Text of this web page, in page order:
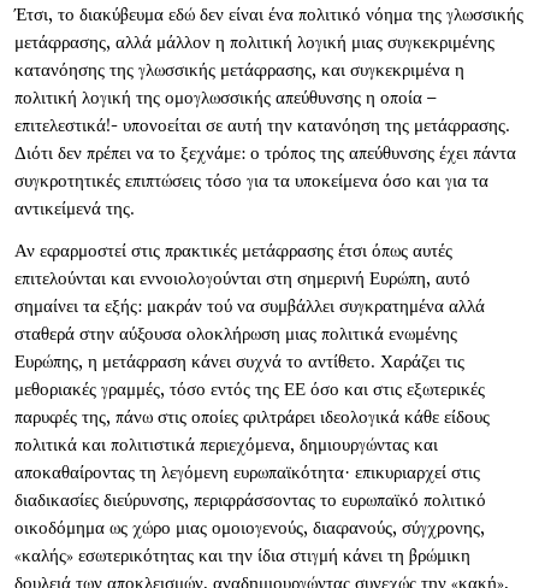
Έτσι, το διακύβευμα εδώ δεν είναι ένα πολιτικό νόημα της γλωσσικής
μετάφρασης, αλλά μάλλον η πολιτική λογική μιας συγκεκριμένης
κατανόησης της γλωσσικής μετάφρασης, και συγκεκριμένα η
πολιτική λογική της ομογλωσσικής απεύθυνσης η οποία –
επιτελεστικά!- υπονοείται σε αυτή την κατανόηση της μετάφρασης.
Διότι δεν πρέπει να το ξεχνάμε: ο τρόπος της απεύθυνσης έχει πάντα
συγκροτητικές επιπτώσεις τόσο για τα υποκείμενα όσο και για τα
αντικείμενά της.
Αν εφαρμοστεί στις πρακτικές μετάφρασης έτσι όπως αυτές
επιτελούνται και εννοιολογούνται στη σημερινή Ευρώπη, αυτό
σημαίνει τα εξής: μακράν τού να συμβάλλει συγκρατημένα αλλά
σταθερά στην αύξουσα ολοκλήρωση μιας πολιτικά ενωμένης
Ευρώπης, η μετάφραση κάνει συχνά το αντίθετο. Χαράζει τις
μεθοριακές γραμμές, τόσο εντός της ΕΕ όσο και στις εξωτερικές
παρυφές της, πάνω στις οποίες φιλτράρει ιδεολογικά κάθε είδους
πολιτικά και πολιτιστικά περιεχόμενα, δημιουργώντας και
αποκαθαίροντας τη λεγόμενη ευρωπαϊκότητα· επικυριαρχεί στις
διαδικασίες διεύρυνσης, περιφράσσοντας το ευρωπαϊκό πολιτικό
οικοδόμημα ως χώρο μιας ομοιογενούς, διαφανούς, σύγχρονης,
«καλής» εσωτερικότητας και την ίδια στιγμή κάνει τη βρώμικη